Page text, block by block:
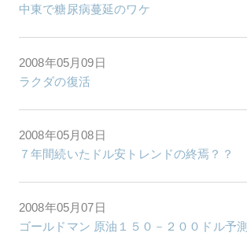
中東で糖尿病蔓延のワケ
2008年05月09日
ラクダの復活
2008年05月08日
７年間続いたドル安トレンドの終焉？？
2008年05月07日
ゴールドマン 原油１５０－２００ドル予測